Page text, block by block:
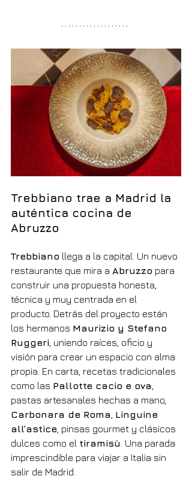
Trebbiano trae a Madrid la
auténtica cocina de
Abruzzo
Trebbiano llega a la capital. Un nuevo
restaurante que mira a Abruzzo para
construir una propuesta honesta,
técnica y muy centrada en el
producto. Detrás del proyecto están
los hermanos Maurizio y Stefano
Ruggeri , uniendo raíces, oficio y
visión para crear un espacio con alma
propia. En carta, recetas tradicionales
como las Pallotte cacio e ova
pastas artesanales hechas a mano,
Carbonara de Roma Linguine
all’astice , pinsas gourmet y clásicos
dulces como el tiramisù . Una parada
imprescindible para viajar a Italia sin
salir de Madrid.